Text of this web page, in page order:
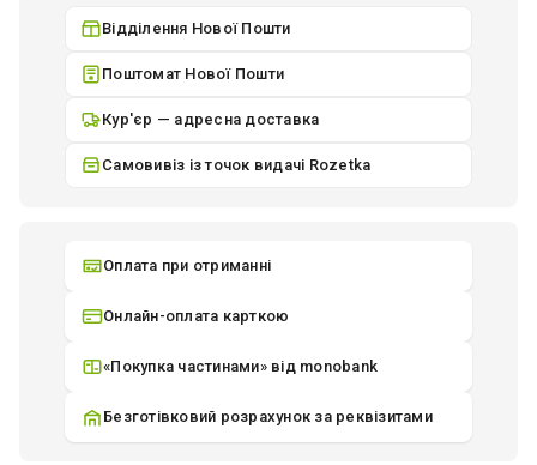
Відділення Нової Пошти
Поштомат Нової Пошти
Кур'єр — адресна доставка
Самовивіз із точок видачі Rozetka
Оплата при отриманні
Онлайн-оплата карткою
«Покупка частинами» від monobank
Безготівковий розрахунок за реквізитами